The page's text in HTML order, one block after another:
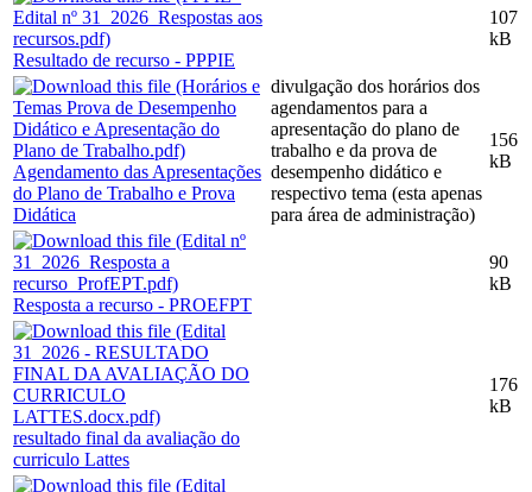
Resultado de recurso - PPPIE
107
kB
Agendamento das Apresentações
do Plano de Trabalho e Prova
Didática
divulgação dos horários dos
agendamentos para a
apresentação do plano de
trabalho e da prova de
desempenho didático e
respectivo tema (esta apenas
para área de administração)
156
kB
Resposta a recurso - PROEFPT
90
kB
resultado final da avaliação do
curriculo Lattes
176
kB